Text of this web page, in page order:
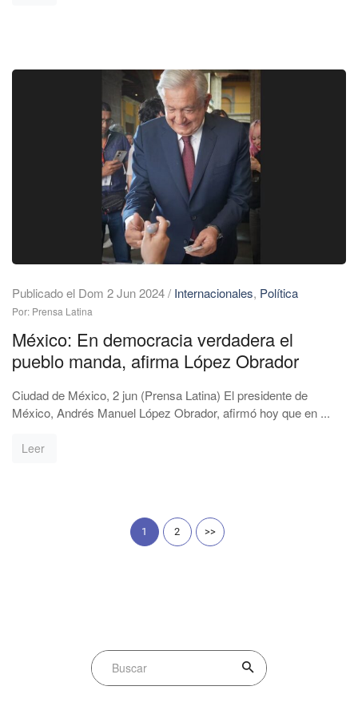
Publicado el Dom 2 Jun 2024/ Internacionales, Política
Por: Prensa Latina
México: En democracia verdadera el
pueblo manda, afirma López Obrador
Ciudad de México, 2 jun (Prensa Latina) El presidente de
México, Andrés Manuel López Obrador, afirmó hoy que en ...
Leer
1 2 >>